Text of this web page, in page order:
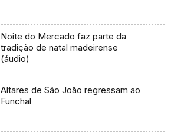
Noite do Mercado faz parte da
tradição de natal madeirense
(áudio)
Altares de São João regressam ao
Funchal